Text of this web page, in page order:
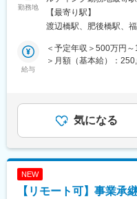
す。
M&Aのマーケットにお
専門家の供給がひっ迫
へのフォーカスを通じ
変更の範囲：会社の定
ット」「e-モビリティ
「行動変容プラットフ
事業の推進、投資・
トマネジメントまたは
〇業務の一例：
■対象の新規事業につ
https://sol.kepco.jp/
勤務地
策：その他（原則禁煙（
【最寄り駅】
渡辺橋駅、肥後橋駅、
給与
＜予定年収＞500万円
＞月額（基本給）：
年1回（主に4月もしく
り、選考を通じて上下
当を含めた表記です。
気になる
NEW
【リモート可】事業